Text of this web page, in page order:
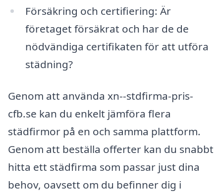
Försäkring och certifiering: Är
företaget försäkrat och har de de
nödvändiga certifikaten för att utföra
städning?
Genom att använda xn--stdfirma-pris-
cfb.se kan du enkelt jämföra flera
städfirmor på en och samma plattform.
Genom att beställa offerter kan du snabbt
hitta ett städfirma som passar just dina
behov, oavsett om du befinner dig i